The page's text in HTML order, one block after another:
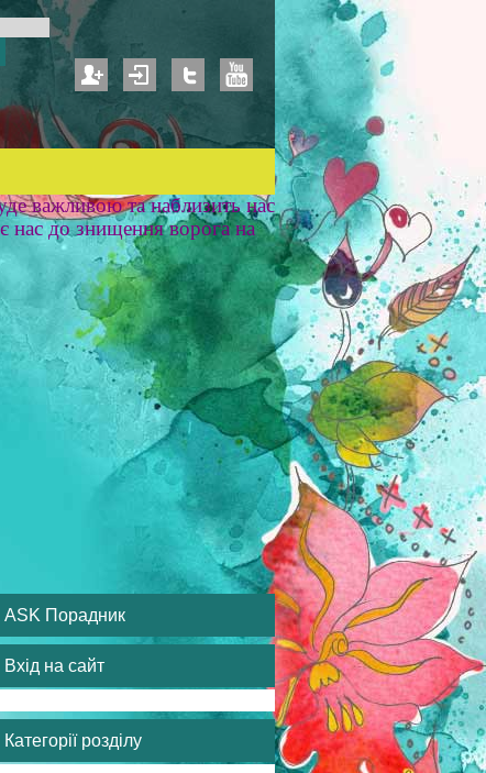
важливою та наблизить нас
нас до знищення ворога на
ASK Порадник
Вхід на сайт
Категорії розділу